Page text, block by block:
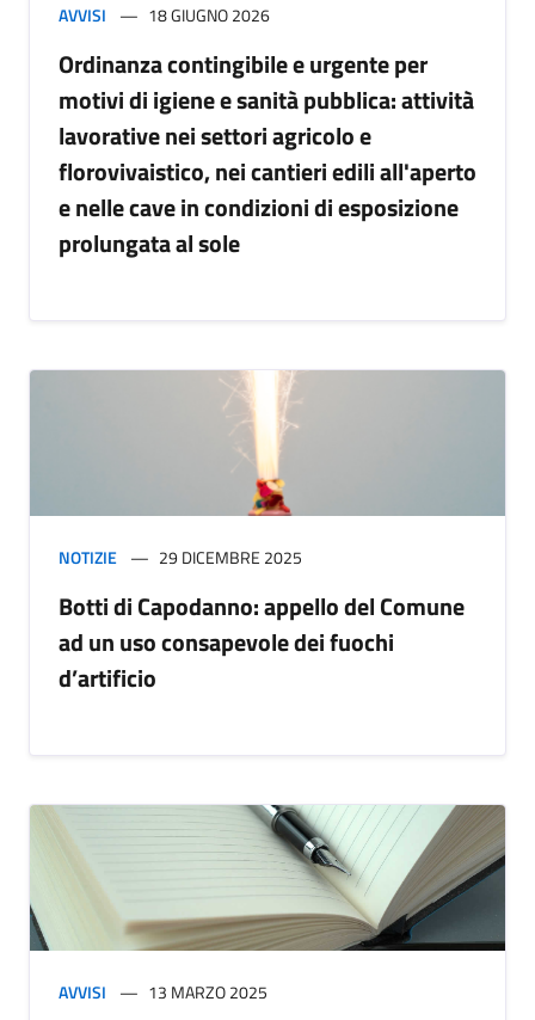
AVVISI 18 GIUGNO 2026
Ordinanza contingibile e urgente per
motivi di igiene e sanità pubblica: attività
lavorative nei settori agricolo e
florovivaistico, nei cantieri edili all'aperto
e nelle cave in condizioni di esposizione
prolungata al sole
NOTIZIE 29 DICEMBRE 2025
Botti di Capodanno: appello del Comune
ad un uso consapevole dei fuochi
d’artificio
AVVISI 13 MARZO 2025